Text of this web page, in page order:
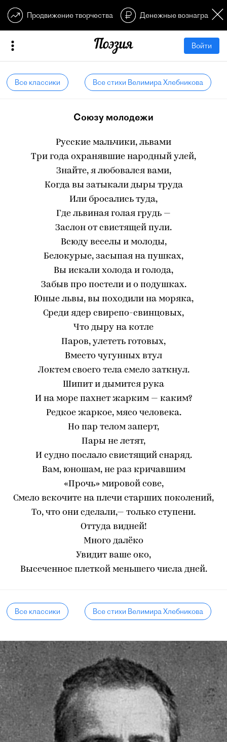
Продвижение творчества Денежные
Войти
Все классики Все стихи Велимира Хлебникова
Союзу молодежи
Русские мальчики, львами
Три года охранявшие народный улей,
Знайте, я любовался вами,
Когда вы затыкали дыры труда
Или бросались туда,
Где львиная голая грудь —
Заслон от свистящей пули.
Всюду веселы и молоды,
Белокурые, засыпая на пушках,
Вы искали холода и голода,
Забыв про постели и о подушках.
Юные львы, вы походили на моряка,
Среди ядер свирепо-свинцовых,
Что дыру на котле
Паров, улететь готовых,
Вместо чугунных втул
Локтем своего тела смело заткнул.
Шипит и дымится рука
И на море пахнет жарким — каким?
Редкое жаркое, мясо человека.
Но пар телом заперт,
Пары не летят,
И судно послало свистящий снаряд.
Вам, юношам, не раз кричавшим
«Прочь» мировой сове,
Смело вскочите на плечи старших поколений,
То, что они сделали,— только ступени.
Оттуда видней!
Много далёко
Увидит ваше око,
Высеченное плеткой меньшего числа дней.
Все классики Все стихи Велимира Хлебникова